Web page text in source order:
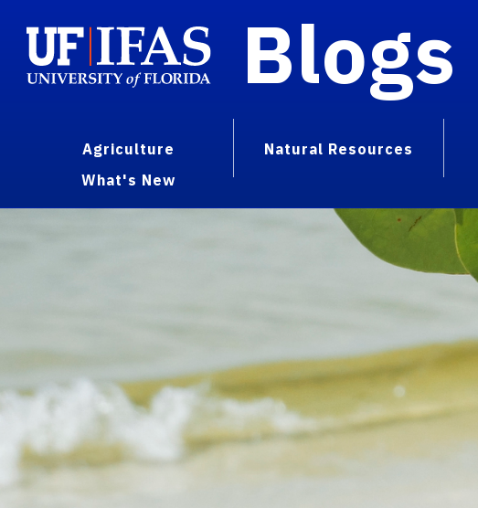
Blogs
Agriculture Natural Resources
What's New